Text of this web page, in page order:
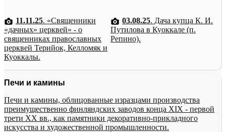
11.11.25. «Священники
«дачных» церквей» - о
священниках православных
церквей Терийок, Келломяк и
Куоккалы.
03.08.25. Дача купца К. И.
Путилова в Куоккале (п.
Репино).
Печи и камины
Печи и камины, облицованные изразцами производства
преимущественно финляндских заводов конца XIX - первой
трети XX вв., как памятники декоративно-прикладного
искусства и художественной промышленности.